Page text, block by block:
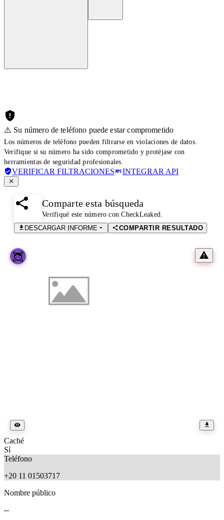
⚠️ Su número de teléfono puede estar comprometido
Los números de teléfono pueden filtrarse en violaciones de datos.
Verifique si su número ha sido comprometido y protéjase con
herramientas de seguridad profesionales.
VERIFICAR FILTRACIONES INTEGRAR API
Comparte esta búsqueda
Verifiqué este número con CheckLeaked.
DESCARGAR INFORME
COMPARTIR RESULTADO
Caché
Sí
Teléfono
+20 11 01503717
Nombre público
--